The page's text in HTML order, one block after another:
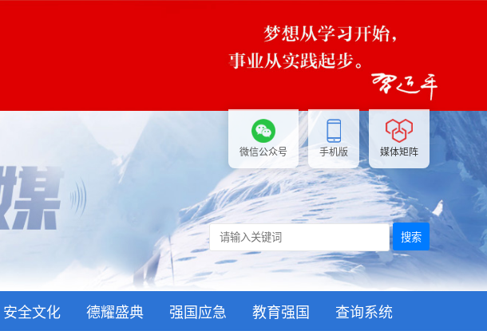
媒体矩阵
手机版
微信公众号
搜索
安全文化 德耀盛典 强国应急 教育强国 查询系统